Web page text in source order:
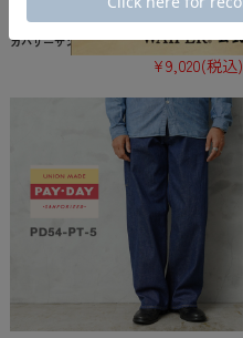
★カートで割引対象品★rig FOOTWEAR リグ
フットウェア RG0013 slide 2.0 スライド2.0 リ
カバリーサンダル【Sx】【T】
¥9,020(税込)